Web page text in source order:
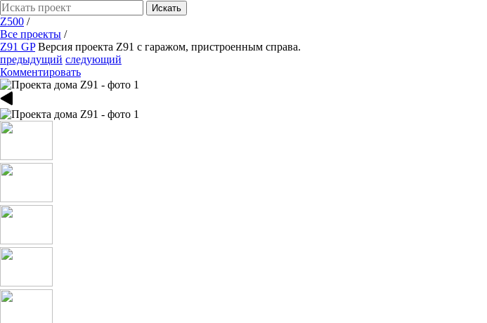
Искать
Z500 /
Все проекты /
Z91 GP Версия проекта Z91 с гаражом, пристроенным справа.
предыдущий следующий
Комментировать